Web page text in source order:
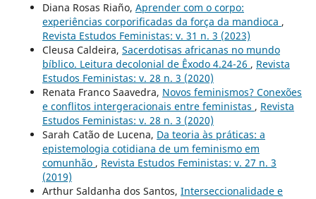
Diana Rosas Riaño, Aprender com o corpo:
experiências corporificadas da força da mandioca ,
Revista Estudos Feministas: v. 31 n. 3 (2023)
Cleusa Caldeira, Sacerdotisas africanas no mundo
bíblico. Leitura decolonial de Êxodo 4.24-26 , Revista
Estudos Feministas: v. 28 n. 3 (2020)
Renata Franco Saavedra, Novos feminismos? Conexões
e conflitos intergeracionais entre feministas , Revista
Estudos Feministas: v. 28 n. 3 (2020)
Sarah Catão de Lucena, Da teoria às práticas: a
epistemologia cotidiana de um feminismo em
comunhão , Revista Estudos Feministas: v. 27 n. 3
(2019)
Arthur Saldanha dos Santos, Interseccionalidade e